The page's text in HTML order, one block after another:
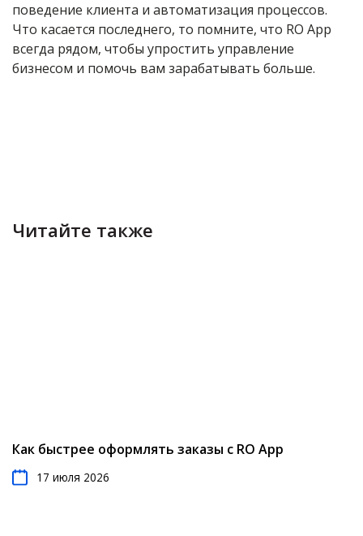
поведение клиента и автоматизация процессов.
Что касается последнего, то помните, что RO App
всегда рядом, чтобы упростить управление
бизнесом и помочь вам зарабатывать больше.
Читайте также
Как быстрее оформлять заказы с RO App
17 июля 2026